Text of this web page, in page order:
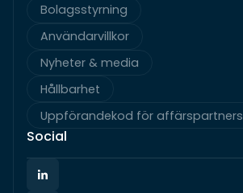
Bolagsstyrning
Användarvillkor
Nyheter & media
Hållbarhet
Uppförandekod för affärspartners
Social